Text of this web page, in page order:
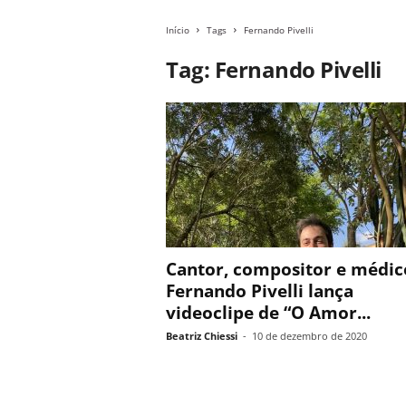
Início Tags Fernando Pivelli
Tag: Fernando Pivelli
Cantor, compositor e
Fernando Pivelli lança
videoclipe de “O Amor...
Beatriz Chiessi - 10 de dezembro de 2020